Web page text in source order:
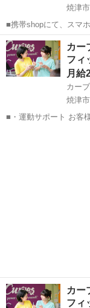
焼津市
■携帯shopにて、スマ
で、ご安心を。新規契
ご提案などをお願いします。 初めての方でも安心♪ あ
ディネーターが親切・丁
静岡 焼津市
カー
フィ
月給
カー
焼津市
■・運動サポート お客
カー
フィ